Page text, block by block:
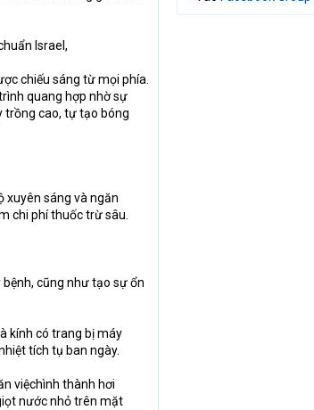
Israel,
chiếu sáng từ mọi phía.
quang hợp nhờ sự
trồng cao, tự tạo bóng
xuyên sáng và ngăn
chi phí thuốc trừ sâu.
cũng như tạo sự ổn
kính có trang bị máy
tích tụ ban ngày.
việchình thành hơi
nước nhỏ trên mặt